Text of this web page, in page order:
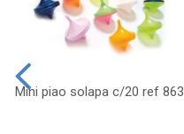
Mini piao solapa c/20 ref 863